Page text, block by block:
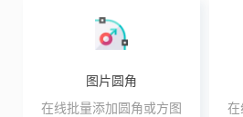
图片圆角
在线批量添加圆角或方图